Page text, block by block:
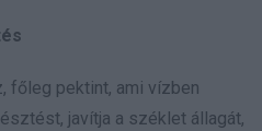
főleg pektint, ami vízben
javítja a széklet állagát,